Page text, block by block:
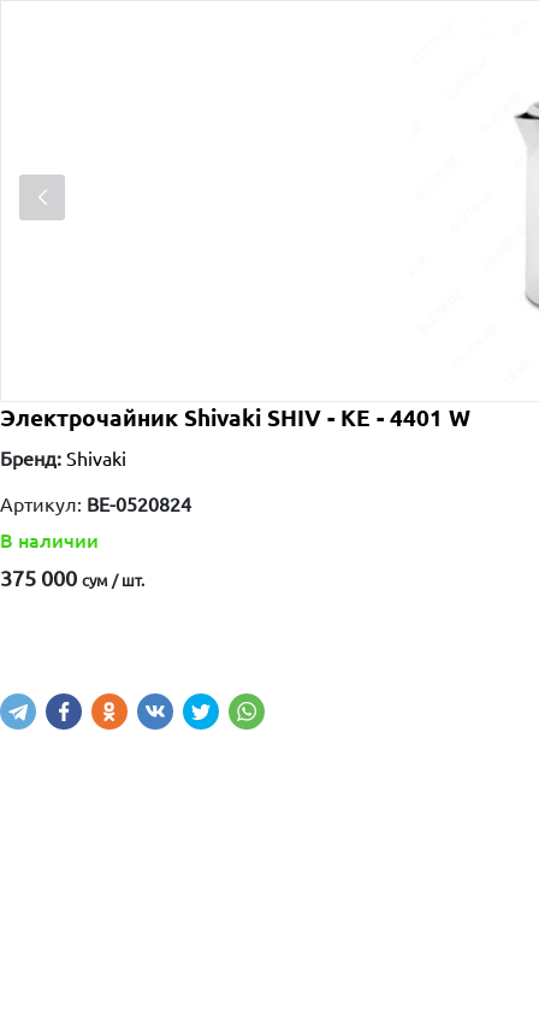
Электрочайник Shivaki SHIV - KE - 4401 W
Бренд: Shivaki
Артикул: BE-0520824
В наличии
375 000 сум / шт.